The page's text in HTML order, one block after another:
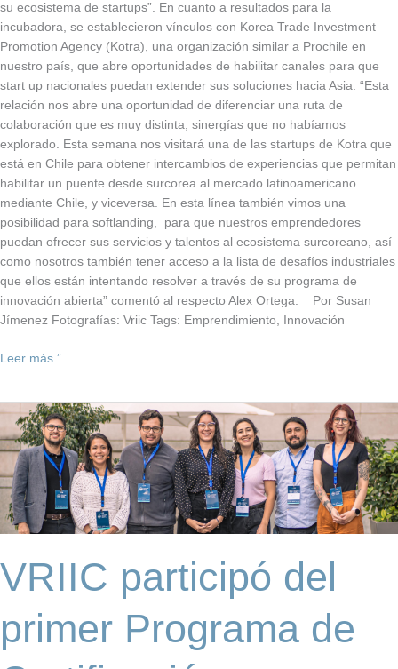
su ecosistema de startups”. En cuanto a resultados para la
incubadora, se establecieron vínculos con Korea Trade Investment
Promotion Agency (Kotra), una organización similar a Prochile en
nuestro país, que abre oportunidades de habilitar canales para que
start up nacionales puedan extender sus soluciones hacia Asia. “Esta
relación nos abre una oportunidad de diferenciar una ruta de
colaboración que es muy distinta, sinergías que no habíamos
explorado. Esta semana nos visitará una de las startups de Kotra que
está en Chile para obtener intercambios de experiencias que permitan
habilitar un puente desde surcorea al mercado latinoamericano
mediante Chile, y viceversa. En esta línea también vimos una
posibilidad para softlanding, para que nuestros emprendedores
puedan ofrecer sus servicios y talentos al ecosistema surcoreano, así
como nosotros también tener acceso a la lista de desafíos industriales
que ellos están intentando resolver a través de su programa de
innovación abierta” comentó al respecto Alex Ortega. Por Susan
Jímenez Fotografías: Vriic Tags: Emprendimiento, Innovación
Leer más ”
VRIIC participó del
primer Programa de
VRIIC
participó
del
primer
Programa
de
Certificación
Gestión
Tecnológica
Manager
Academy”
de